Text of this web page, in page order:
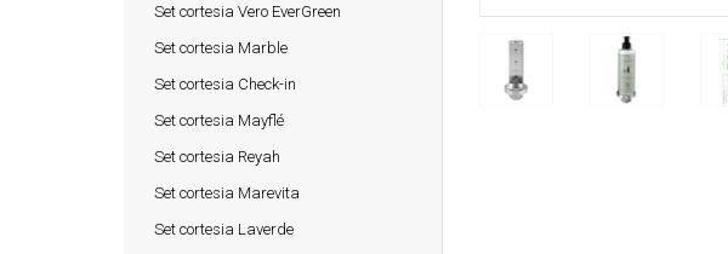
Set cortesia Vero EverGreen
Set cortesia Marble
Set cortesia Check-in
Set cortesia Mayflé
Set cortesia Reyah
Set cortesia Marevita
Set cortesia Laverde